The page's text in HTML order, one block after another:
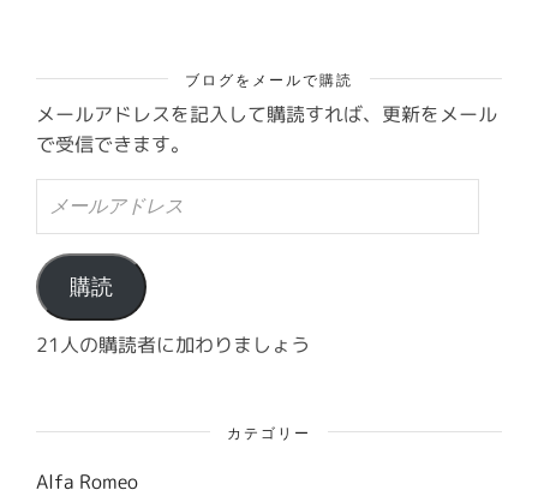
ブログをメールで購読
メールアドレスを記入して購読すれば、更新をメール
で受信できます。
ル
ア
ド
レ
ス
購読
21人の購読者に加わりましょう
カテゴリー
Alfa Romeo